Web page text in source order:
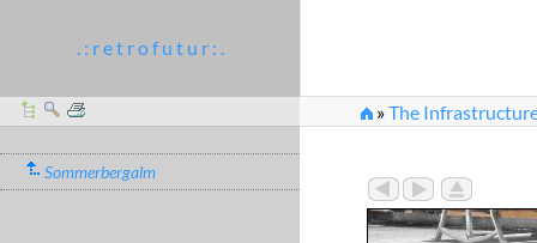
. : r e t r o f u t u r : .
»The
Sommerbergalm